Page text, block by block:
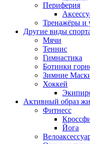
Периферия
Тренажёры и
Другие виды
Мячи
Теннис
Гимнастика
Ботинки
Зимние
Хоккей
Активный образ
Фитнесс
Йога